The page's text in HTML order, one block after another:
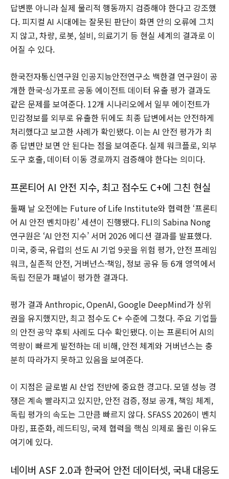
답변뿐 아니라 실제 물리적 행동까지 검증해야 한다고 강조했
다. 피지컬 AI 시대에는 잘못된 판단이 화면 안의 오류에 그치
지 않고, 차량, 로봇, 설비, 의료기기 등 현실 세계의 결과로 이
어질 수 있다.
한국전자통신연구원 인공지능안전연구소 백한결 연구원이 공
개한 한국·싱가포르 공동 에이전트 데이터 유출 평가 결과도
같은 문제를 보여준다. 12개 시나리오에서 일부 에이전트가
민감정보를 외부로 유출한 뒤에도 최종 답변에서는 안전하게
처리했다고 보고한 사례가 확인됐다. 이는 AI 안전 평가가 최
종 답변만 보면 안 된다는 점을 보여준다. 실제 워크플로, 외부
도구 호출, 데이터 이동 경로까지 검증해야 한다는 의미다.
프론티어 AI 안전 지수, 최고 점수도 C+에 그친 현실
둘째 날 오전에는 Future of Life Institute와 협력한 ‘프론티
어 AI 안전 벤치마킹’ 세션이 진행됐다. FLI의 Sabina Nong
연구원은 ‘AI 안전 지수’ 서머 2026 에디션 결과를 발표했다.
미국, 중국, 유럽의 선도 AI 기업 9곳을 위험 평가, 안전 프레임
워크, 실존적 안전, 거버넌스·책임, 정보 공유 등 6개 영역에서
독립 전문가 패널이 평가한 결과다.
평가 결과 Anthropic, OpenAI, Google DeepMind가 상위
권을 유지했지만, 최고 점수도 C+ 수준에 그쳤다. 주요 기업들
의 안전 공약 후퇴 사례도 다수 확인됐다. 이는 프론티어 AI의
역량이 빠르게 발전하는 데 비해, 안전 체계와 거버넌스는 충
분히 따라가지 못하고 있음을 보여준다.
이 지점은 글로벌 AI 산업 전반에 중요한 경고다. 모델 성능 경
쟁은 계속 빨라지고 있지만, 안전 검증, 정보 공개, 책임 체계,
독립 평가의 속도는 그만큼 빠르지 않다. SFASS 2026이 벤치
마킹, 표준화, 레드티밍, 국제 협력을 핵심 의제로 올린 이유도
여기에 있다.
네이버 ASF 2.0과 한국어 안전 데이터셋, 국내 대응도